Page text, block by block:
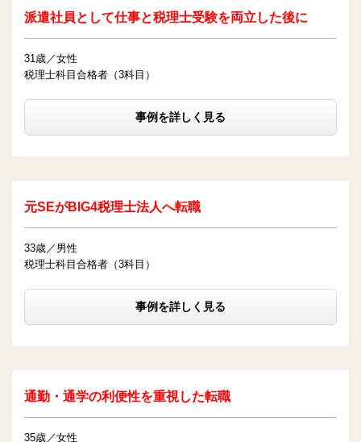
派遣社員として仕事と税理士受験を両立した後に
31歳／女性
税理士科目合格者（3科目）
事例を詳しく見る
元SEがBIG4税理士法人へ転職
33歳／男性
税理士科目合格者（3科目）
事例を詳しく見る
通勤・通学の利便性を重視した転職
35歳／女性